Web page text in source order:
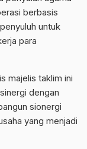
berbasis
untuk
para
majelis taklim ini
dengan
sionergi
yang menjadi